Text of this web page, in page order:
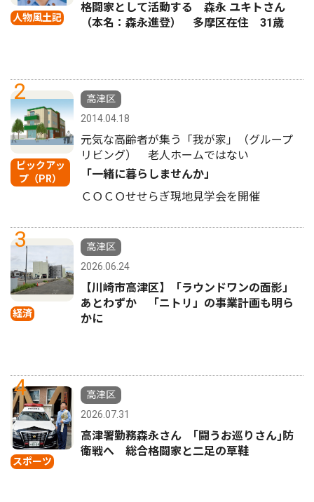
人物風土記
格闘家として活動する 森永 ユキトさん
（本名：森永進登） 多摩区在住 31歳
2
ピックアッ
プ（PR）
高津区
2014.04.18
元気な高齢者が集う「我が家」（グループ
リビング） 老人ホームではない
「一緒に暮らしませんか」
ＣＯＣＯせせらぎ現地見学会を開催
3
経済
高津区
2026.06.24
【川崎市高津区】「ラウンドワンの面影」
あとわずか 「ニトリ」の事業計画も明ら
かに
4
スポーツ
高津区
2026.07.31
高津署勤務森永さん ｢闘うお巡りさん｣防
衛戦へ 総合格闘家と二足の草鞋